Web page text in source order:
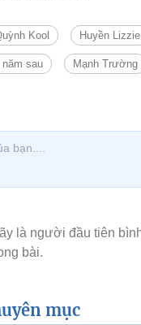
Kool Huyền Lizzie
sau Mạnh Trường
mục